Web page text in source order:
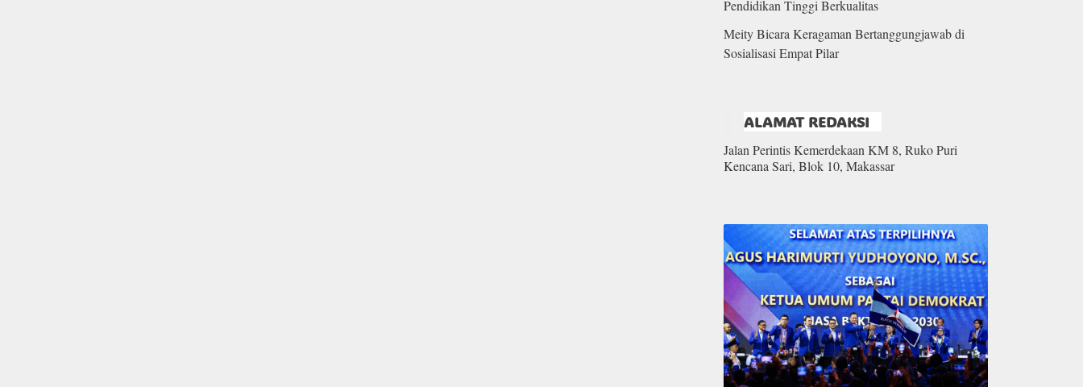
Pendidikan Tinggi Berkualitas
Meity Bicara Keragaman Bertanggungjawab di
Sosialisasi Empat Pilar
ALAMAT REDAKSI
Jalan Perintis Kemerdekaan KM 8, Ruko Puri
Kencana Sari, Blok 10, Makassar